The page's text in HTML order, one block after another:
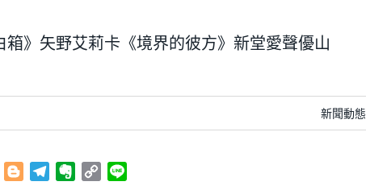
》矢野艾莉卡《境界的彼方》新堂愛聲優山
新聞動態
Plurk BloggerTelegramEvernote
Copy